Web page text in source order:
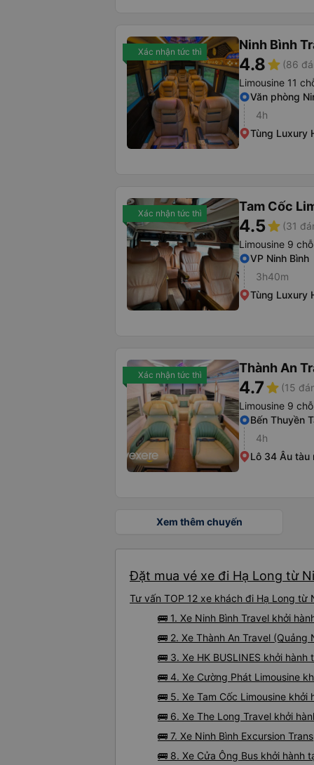
Xác nhận tức thì Ninh Bình
4.8star (86
Limousine 11
Văn phòng
4h
Tùng Luxury
Xác nhận tức thì Tam Cốc
4.5star (31
Limousine 9 chỗ
VP Ninh Bình
3h40m
Tùng Luxury
Xác nhận tức thì Thành An
4.7star (15
Limousine 9 chỗ
Bến Thuyền
4h
Lô 34 Âu tàu
Xem thêm chuyến
Đặt mua vé xe đi Hạ Long từ
Tư vấn TOP 12 xe khách đi Hạ Long
🚌 1. Xe Ninh Bình Travel khởi
🚌 2. Xe Thành An Travel (Quảng
🚌 3. Xe HK BUSLINES khởi hành
🚌 4. Xe Cường Phát Limousine
🚌 5. Xe Tam Cốc Limousine khởi
🚌 6. Xe The Long Travel khởi
🚌 7. Xe Ninh Bình Excursion
🚌 8. Xe Cửa Ông Bus khởi hành